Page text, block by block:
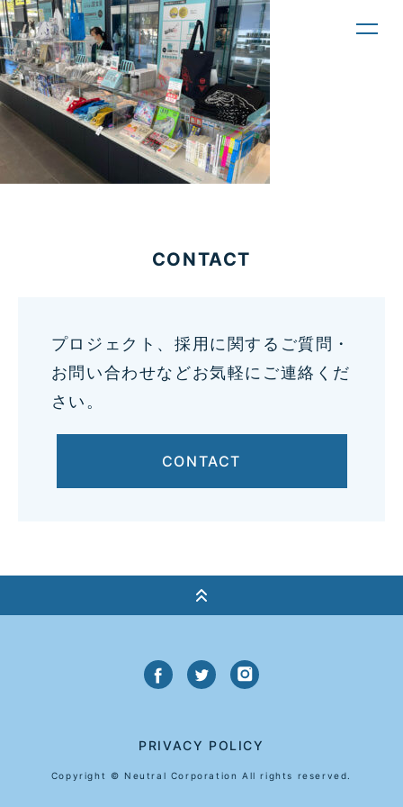
CONTACT
プロジェクト、採用に関するご質問・
お問い合わせなどお気軽にご連絡くだ
さい。
CONTACT
PRIVACY POLICY
Copyright © Neutral Corporation All rights reserved.